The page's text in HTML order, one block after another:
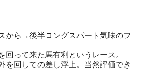
から→後半ロングスパート気味のフ
回って来た馬有利というレース。
を回しての差し浮上。当然評価でき